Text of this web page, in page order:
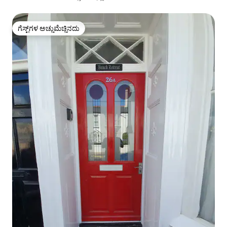
ಗೆಸ್ಟ್‌ಗಳ ಅಚ್ಚುಮೆಚ್ಚಿನದು
ಗೆಸ್ಟ್‌ಗಳ ಅಚ್ಚುಮೆಚ್ಚಿನದು